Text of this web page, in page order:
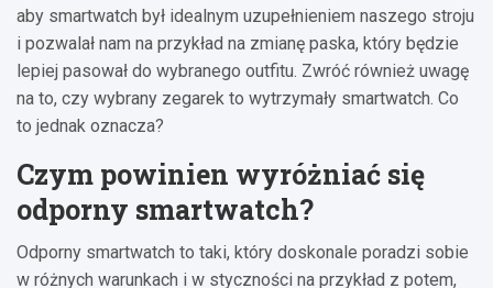
aby smartwatch był idealnym uzupełnieniem naszego stroju
i pozwalał nam na przykład na zmianę paska, który będzie
lepiej pasował do wybranego outfitu. Zwróć również uwagę
na to, czy wybrany zegarek to wytrzymały smartwatch. Co
to jednak oznacza?
Czym powinien wyróżniać się
odporny smartwatch?
Odporny smartwatch to taki, który doskonale poradzi sobie
w różnych warunkach i w styczności na przykład z potem,